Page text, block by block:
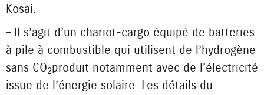
Kosai.
– Il s’agit d’un chariot-cargo équipé de batteries
à pile à combustible qui utilisent de l’hydrogène
sans CO2produit notamment avec de l’électricité
issue de l’énergie solaire. Les détails du